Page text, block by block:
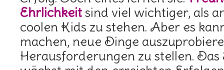
Ehrlichkeitsind viel wichtiger, als
coolen Kids zu stehen. Aber es
machen, neue Dinge
Herausforderungen zu stellen. Das